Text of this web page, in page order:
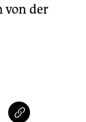
von der